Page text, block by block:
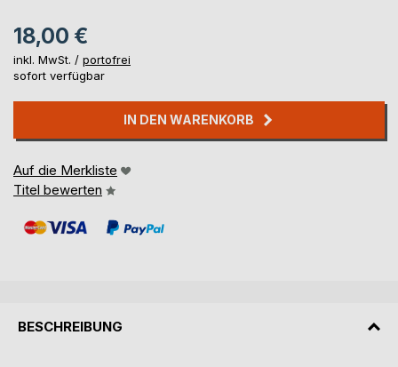
18,00 €
inkl. MwSt. / portofrei
sofort verfügbar
IN DEN WARENKORB
Auf die Merkliste
Titel bewerten
BESCHREIBUNG